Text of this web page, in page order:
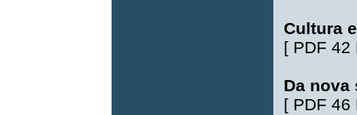
Cultura
[ PDF 42
Da
[ PDF 46